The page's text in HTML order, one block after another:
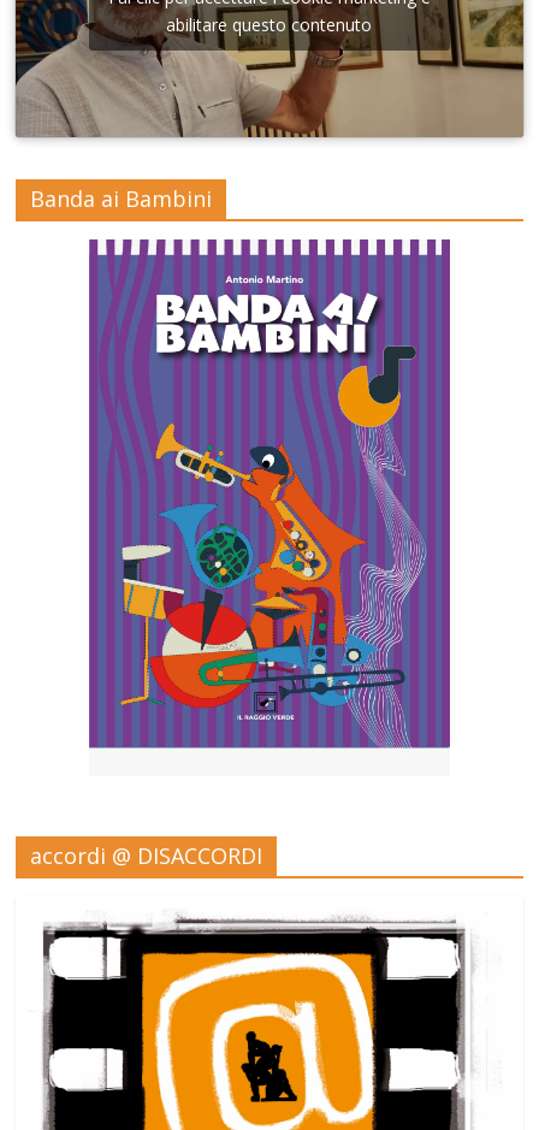
abilitare questo contenuto
Banda ai Bambini
accordi @ DISACCORDI